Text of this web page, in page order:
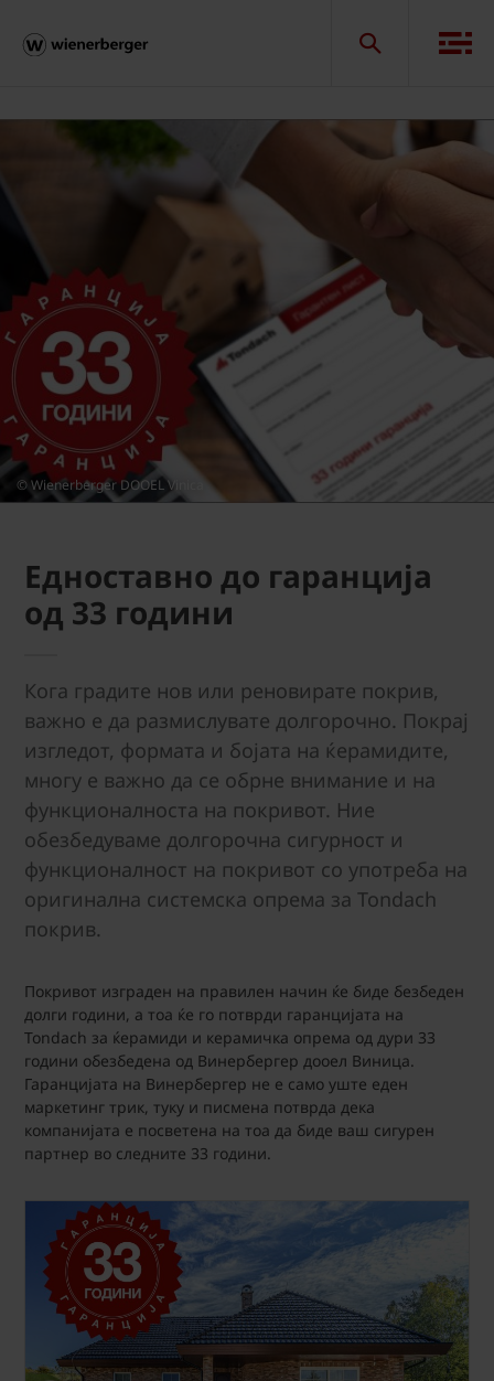
© Wienerberger DOOEL Vinica
Едноставно до гаранција
од 33 години
Кога градите нов или реновирате покрив,
важно е да размислувате долгорочно. Покрај
изгледот, формата и бојата на ќерамидите,
многу е важно да се обрне внимание и на
функционалноста на покривот. Ние
обезбедуваме долгорочна сигурност и
функционалност на покривот со употреба на
оригинална системска опрема за Tondach
покрив.
Покривот изграден на правилен начин ќе биде безбеден
долги години, а тоа ќе го потврди гаранцијата на
Tondach за ќерамиди и керамичка опрема од дури 33
години обезбедена од Винербергер дооел Виница.
Гаранцијата на Винербергер не е само уште еден
маркетинг трик, туку и писмена потврда дека
компанијата е посветена на тоа да биде ваш сигурен
партнер во следните 33 години.